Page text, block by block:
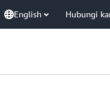
English Hubungi